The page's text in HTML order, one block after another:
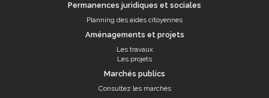
Permanences juridiques et sociales
Planning des aides citoyennes
Aménagements et projets
Les travaux
Les projets
Marchés publics
Consultez les marchés